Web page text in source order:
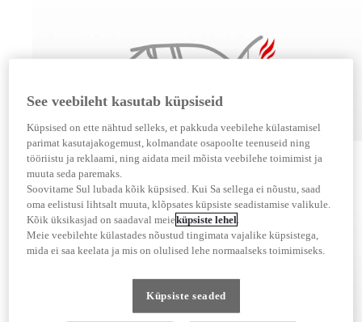
Ohutusriskid
Mitteoriginaalvaruosadega võivad kaasneda terviseriskid juhile ja kaassõitjatele, sest need ei ole
läbinud sama rangeid kvaliteedikontrolle nagu Toyota originaalvaruosad.
See veebileht kasutab küpsiseid
Küpsised on ette nähtud selleks, et pakkuda veebilehe külastamisel
parimat kasutajakogemust, kolmandate osapoolte teenuseid ning
tööriistu ja reklaami, ning aidata meil mõista veebilehe toimimist ja
muuta seda paremaks.
Soovitame Sul lubada kõik küpsised. Kui Sa sellega ei nõustu, saad
oma eelistusi lihtsalt muuta, klõpsates küpsiste seadistamise valikule.
Kõik üksikasjad on saadaval meieküpsiste lehel.
Meie veebilehte külastades nõustud tingimata vajalike küpsistega,
mida ei saa keelata ja mis on olulised lehe normaalseks toimimiseks.
Küpsiste seaded